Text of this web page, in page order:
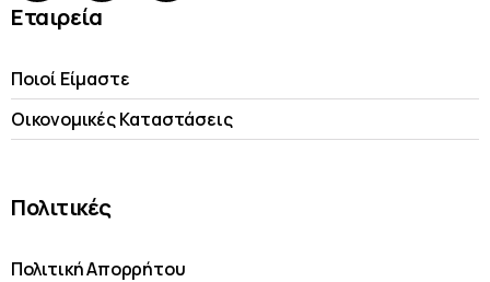
Εταιρεία
Ποιοί Είμαστε
Οικονομικές Kαταστάσεις
Πολιτικές
Πολιτική Απορρήτου